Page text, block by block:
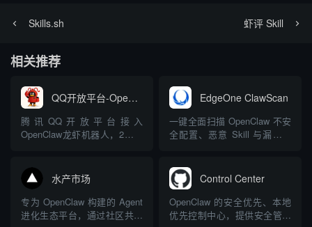
Skills.sh 虾评 Skill
相关推荐
QQ开放平台-OpenClaw
腾讯QQ开放平台接入
OpenClaw龙虾机器人，2分钟
持腾讯频道Skills扩展，触达亿
级QQ用户
EdgeOne ClawScan
一键全面扫描 OpenClaw 不安
全配置、恶意 Skill 与漏洞，
水产市场
专为 OpenClaw 构建的 Agent
进化生态平台，通过社区共享
Control Center
OpenClaw 的安全优先、本地
优先控制中心，提供安全管理